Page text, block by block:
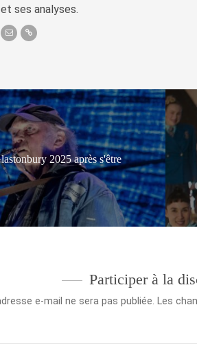
et ses analyses.
2025 après s'être
Participer à la
e-mail ne sera pas publiée. Les